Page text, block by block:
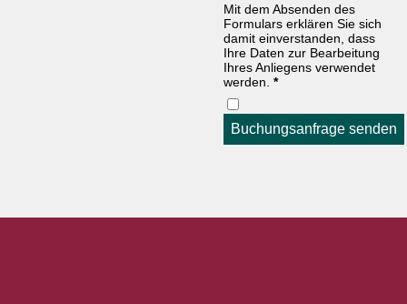
Mit dem Absenden des
Formulars erklären Sie sich
damit einverstanden, dass
Ihre Daten zur Bearbeitung
Ihres Anliegens verwendet
werden. *